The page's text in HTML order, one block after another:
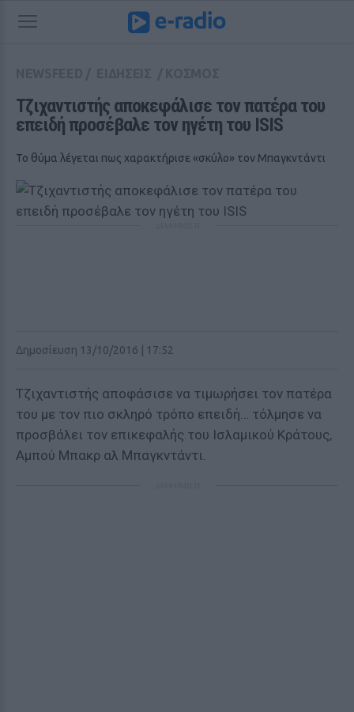
Τζιχαντιστής αποκεφάλισε τον πατέρα του
επειδή προσέβαλε τον ηγέτη του ISIS
Το θύμα λέγεται πως χαρακτήρισε «σκύλο» τον Μπαγκντάντι
Δημοσίευση 13/10/2016 | 17:52
Τζιχαντιστής αποφάσισε να τιμωρήσει τον πατέρα
του με τον πιο σκληρό τρόπο επειδή… τόλμησε να
προσβάλει τον επικεφαλής του Ισλαμικού Κράτους,
Αμπού Μπακρ αλ Μπαγκντάντι.